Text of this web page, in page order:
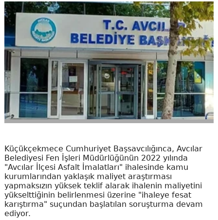
Küçükçekmece Cumhuriyet Başsavcılığınca, Avcılar
Belediyesi Fen İşleri Müdürlüğünün 2022 yılında
"Avcılar İlçesi Asfalt İmalatları" ihalesinde kamu
kurumlarından yaklaşık maliyet araştırması
yapmaksızın yüksek teklif alarak ihalenin maliyetini
yükselttiğinin belirlenmesi üzerine "ihaleye fesat
karıştırma" suçundan başlatılan soruşturma devam
ediyor.